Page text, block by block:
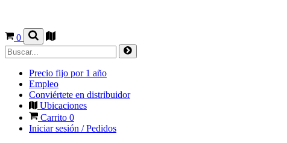
0
Precio fijo por 1 año
Empleo
Conviértete en distribuidor
Ubicaciones
Carrito 0
Iniciar sesión / Pedidos